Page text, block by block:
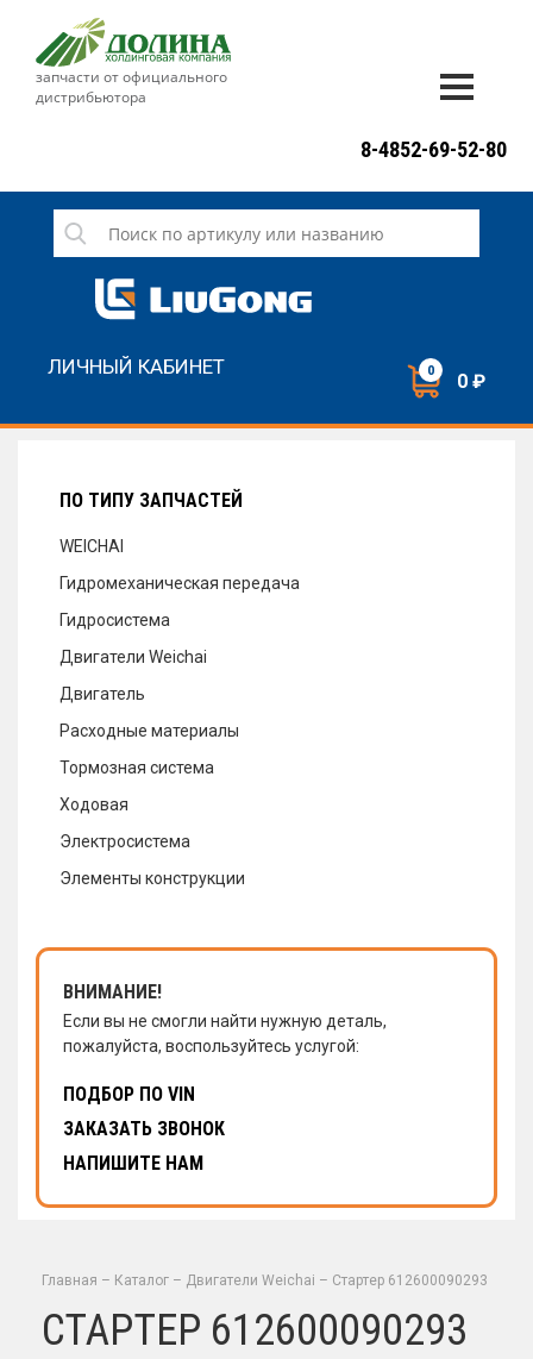
запчасти от официального
дистрибьютора
СЕРВИС
НОВОСТИ
8-4852-69-52-80
ЛИЧНЫЙ КАБИНЕТ 0 0 ₽
ПО ТИПУ ЗАПЧАСТЕЙ
WEICHAI
Гидромеханическая передача
Гидросистема
Двигатели Weichai
Двигатель
Расходные материалы
Тормозная система
Ходовая
Электросистема
Элементы конструкции
ВНИМАНИЕ!
Если вы не смогли найти нужную деталь,
пожалуйста, воспользуйтесь услугой:
ПОДБОР ПО VIN
ЗАКАЗАТЬ ЗВОНОК
НАПИШИТЕ НАМ
Главная – Каталог – Двигатели Weichai – Стартер 612600090293
СТАРТЕР 612600090293